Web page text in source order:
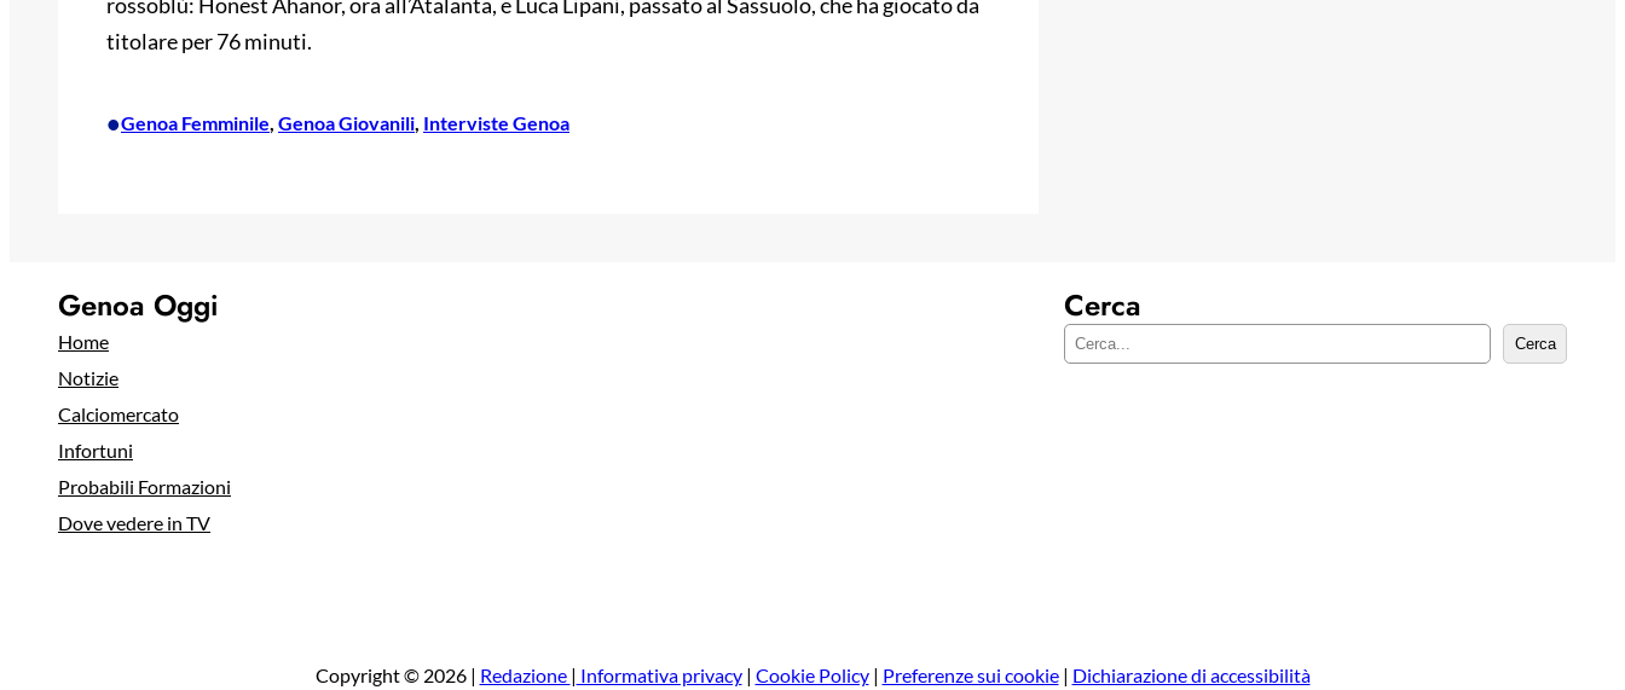
titolare per 76 minuti.
•Genoa Femminile, Genoa Giovanili, Interviste Genoa
Genoa Oggi
Home
Notizie
Calciomercato
Infortuni
Probabili Formazioni
Dove vedere in TV
Cerca
C
Cerca
Copyright © 2026 | Redazione | Informativa privacy| Cookie Policy| Preferenze sui cookie| Dichiarazione di accessibilità